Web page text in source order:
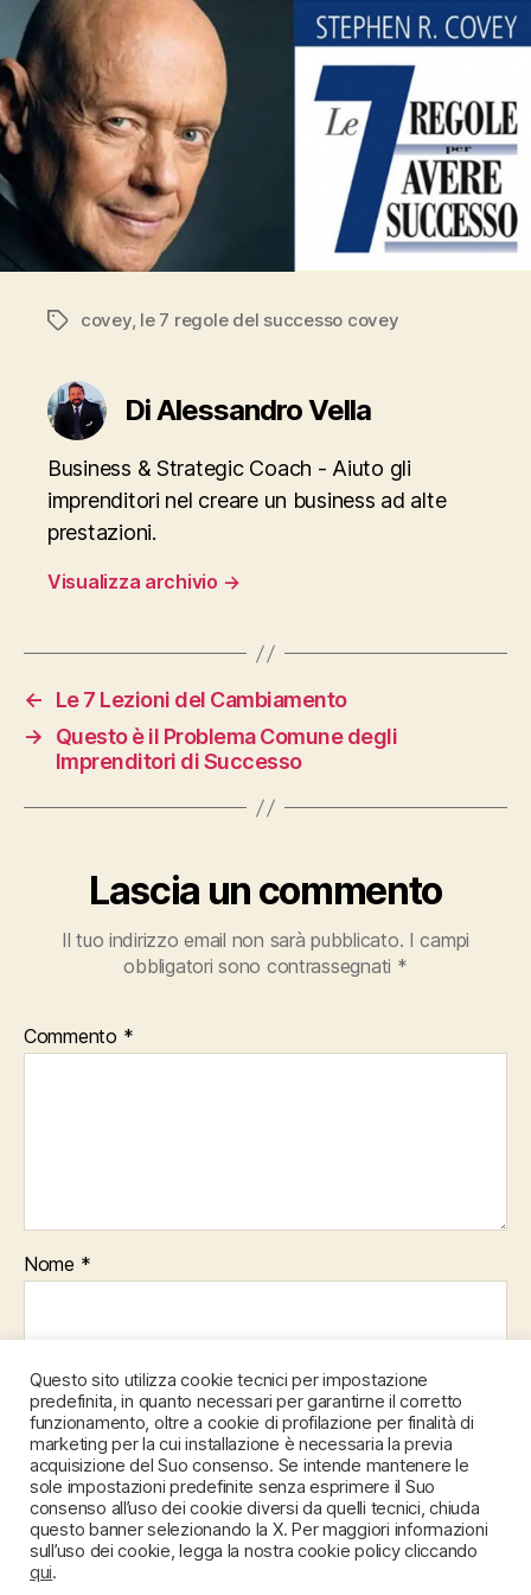
Tag covey, le 7 regole del successo covey
Di Alessandro Vella
Business & Strategic Coach - Aiuto gli
imprenditori nel creare un business ad alte
prestazioni.
Visualizza archivio →
←
Le 7 Lezioni del Cambiamento
→
Questo è il Problema Comune degli
Imprenditori di Successo
Lascia un commento
Il tuo indirizzo email non sarà pubblicato. I campi
obbligatori sono contrassegnati *
Commento *
Nome *
Email*
Sito web
Questo sito utilizza cookie tecnici per impostazione
predefinita, in quanto necessari per garantirne il corretto
funzionamento, oltre a cookie di profilazione per finalità di
marketing per la cui installazione è necessaria la previa
acquisizione del Suo consenso. Se intende mantenere le
sole impostazioni predefinite senza esprimere il Suo
consenso all’uso dei cookie diversi da quelli tecnici, chiuda
questo banner selezionando la X. Per maggiori informazioni
sull’uso dei cookie, legga la nostra cookie policy cliccando
qui.